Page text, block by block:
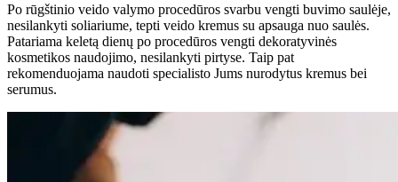
Po rūgštinio veido valymo procedūros svarbu vengti buvimo saulėje,
nesilankyti soliariume, tepti veido kremus su apsauga nuo saulės.
Patariama keletą dienų po procedūros vengti dekoratyvinės
kosmetikos naudojimo, nesilankyti pirtyse. Taip pat
rekomenduojama naudoti specialisto Jums nurodytus kremus bei
serumus.